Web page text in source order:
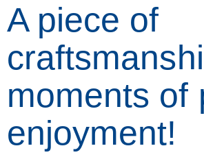
A piece of
moments of
enjoyment!